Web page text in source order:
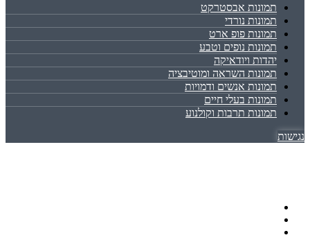
תמונות אבסטרקט
תמונות נורדי
תמונות פופ ארט
תמונות נופים וטבע
יהדות ויודאיקה
תמונות השראה ומוטיבציה
תמונות אנשים ודמויות
תמונות בעלי חיים
תמונות תרבות וקולנוע
נגישות